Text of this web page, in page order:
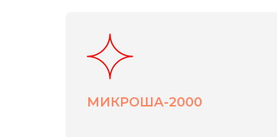
МИКРОША-2000